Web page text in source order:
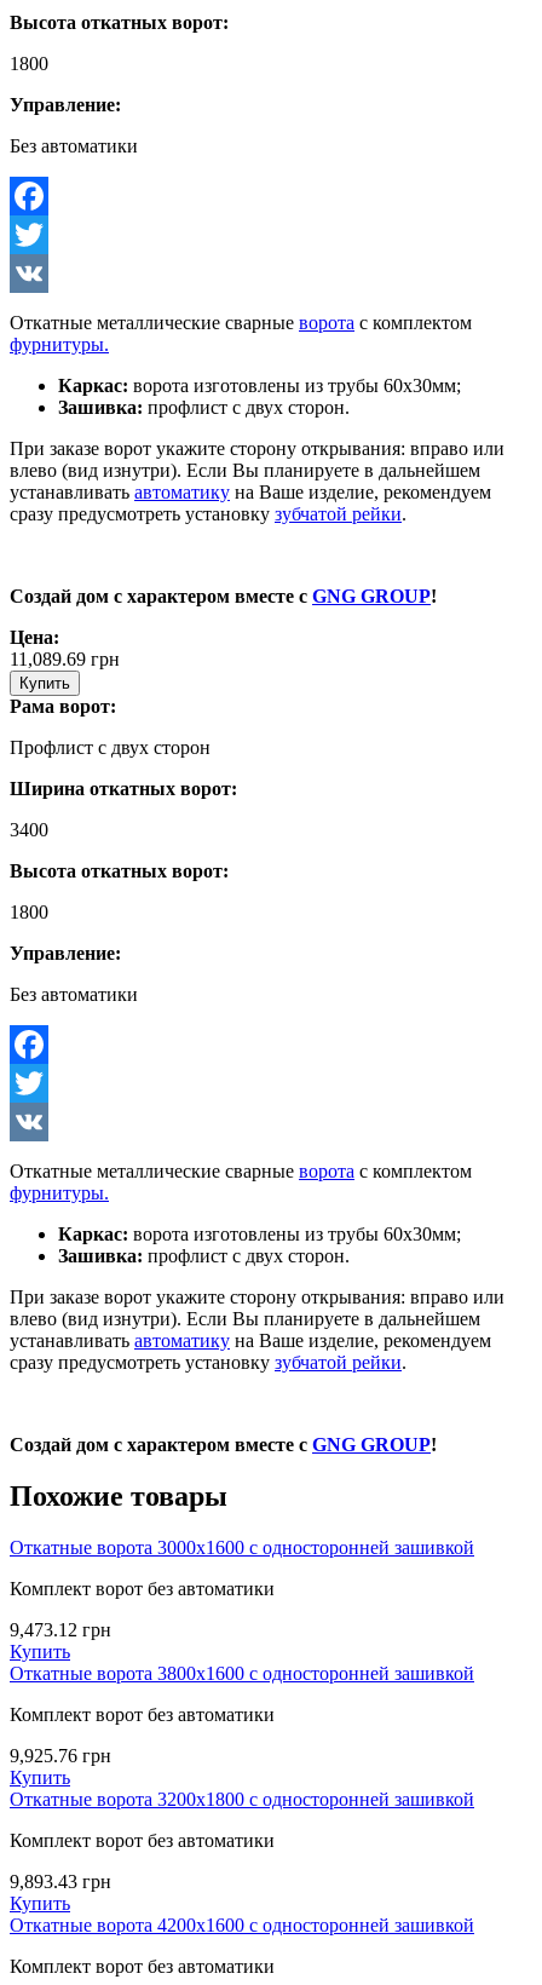
Высота откатных ворот:
1800
Управление:
Без автоматики
Facebook
Twitter
VK
Откатные металлические сварные ворота с комплектом
фурнитуры.
Каркас: ворота изготовлены из трубы 60х30мм;
Зашивка: профлист с двух сторон.
При заказе ворот укажите сторону открывания: вправо или
влево (вид изнутри). Если Вы планируете в дальнейшем
устанавливать автоматику на Ваше изделие, рекомендуем
сразу предусмотреть установку зубчатой рейки.
Создай дом с характером вместе с GNG GROUP!
Цена:
11,089.69 грн
Купить
Рама ворот:
Профлист с двух сторон
Ширина откатных ворот:
3400
Высота откатных ворот:
1800
Управление:
Без автоматики
Facebook
Twitter
VK
Откатные металлические сварные ворота с комплектом
фурнитуры.
Каркас: ворота изготовлены из трубы 60х30мм;
Зашивка: профлист с двух сторон.
При заказе ворот укажите сторону открывания: вправо или
влево (вид изнутри). Если Вы планируете в дальнейшем
устанавливать автоматику на Ваше изделие, рекомендуем
сразу предусмотреть установку зубчатой рейки.
Создай дом с характером вместе с GNG GROUP!
Похожие товары
Откатные ворота 3000х1600 с односторонней зашивкой
Комплект ворот без автоматики
9,473.12 грн
Купить
Откатные ворота 3800х1600 с односторонней зашивкой
Комплект ворот без автоматики
9,925.76 грн
Купить
Откатные ворота 3200х1800 с односторонней зашивкой
Комплект ворот без автоматики
9,893.43 грн
Купить
Откатные ворота 4200х1600 с односторонней зашивкой
Комплект ворот без автоматики